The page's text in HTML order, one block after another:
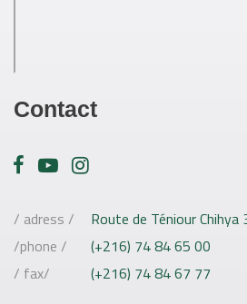
Contact
/ adress /
Route de Téniour
/phone /
(+216) 74 84 65 00
/ fax/
(+216) 74 84 67 77